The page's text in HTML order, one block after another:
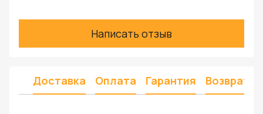
Написать отзыв
Доставка Оплата Гарантия Возврат